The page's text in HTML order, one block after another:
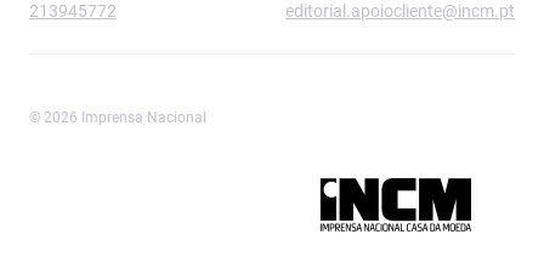
213945772 editorial.apoiocliente@incm.pt
© 2026 Imprensa Nacional